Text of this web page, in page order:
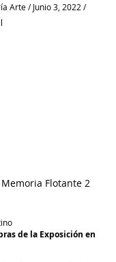
Arte / Junio 3, 2022 /
Flotante 2
de la Exposición en